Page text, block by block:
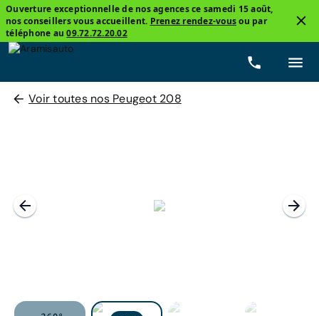
Ouverture exceptionnelle de nos agences ce samedi 15 août,
nos conseillers vous accueillent. Prenez rendez-vousou par
téléphone au09.72.72.20.02
Voir toutes nos Peugeot 208